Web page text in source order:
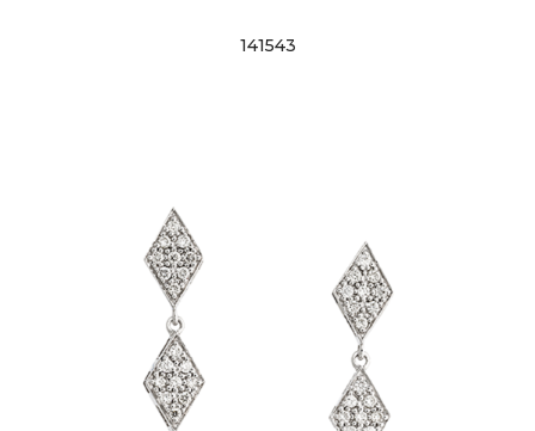
141543